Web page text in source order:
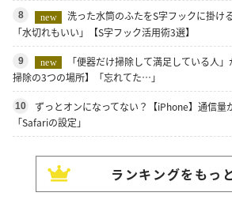
8 new
洗った水筒のふたをS字フックに掛け
「水切れもいい」【S字フック活用術3選】
9 new
「便器だけ掃除して満足している人
掃除の3つの場所】「忘れてた…」
10
ずっとオンになってない？【iPhone】通信量
「Safariの設定」
ランキングをもっ